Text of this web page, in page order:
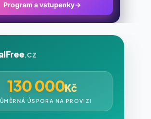
Program a vstupenky →
.cz
130 000Kč
ÚSPORA NA PROVIZI